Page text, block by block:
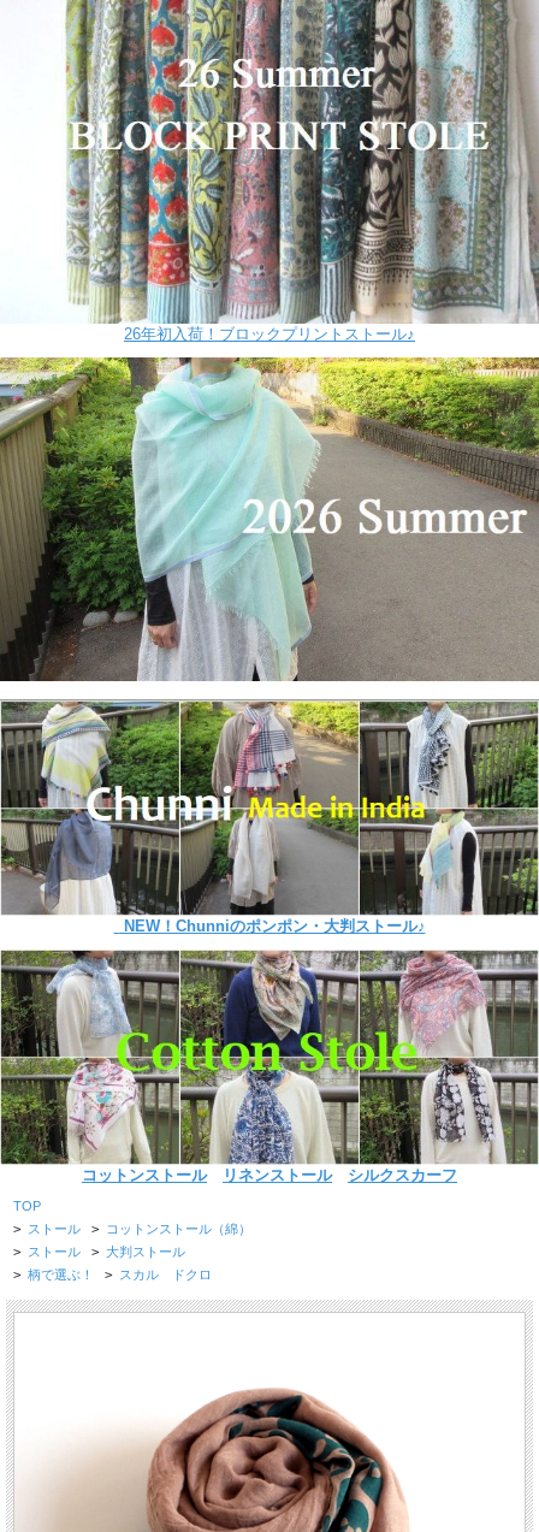
26年初入荷！ブロックプリントストール♪
NEW！Chunniのポンポン・大判ストール♪
コットンストール リネンストール シルクスカーフ
TOP
> ストール > コットンストール（綿）
> ストール > 大判ストール
> 柄で選ぶ！ > スカル ドクロ